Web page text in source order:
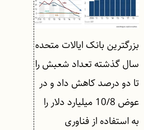
بزرگترین بانک ایالات متحده
سال گذشته تعداد شعبش را
تا دو درصد کاهش داد و در
عوض 10/8 میلیارد دلار را
به استفاده از فناوری